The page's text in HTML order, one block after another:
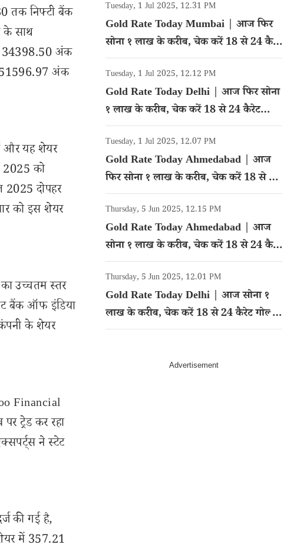
तक निफ्टी बैंक
के साथ
34398.50 अंक
51596.97 अंक
और यह शेयर
2025 को
दोपहर
को इस शेयर
उच्चतम स्तर
बैंक ऑफ इंडिया
के शेयर
Financial
ट्रेड कर रहा
ने स्टेट
की गई है,
में 357.21
Tuesday, 1 Jul 2025, 12.31 PM
Gold Rate Today Mumbai | आज फिर
सोना १ लाख के करीब, चेक करें 18 से 24 कैरेट
गोल्ड का रेट
Tuesday, 1 Jul 2025, 12.12 PM
Gold Rate Today Delhi | आज फिर सोना
१ लाख के करीब, चेक करें 18 से 24 कैरेट
गोल्ड का रेट
Tuesday, 1 Jul 2025, 12.07 PM
Gold Rate Today Ahmedabad | आज
फिर सोना १ लाख के करीब, चेक करें 18 से 24
कैरेट गोल्ड का रेट
Thursday, 5 Jun 2025, 12.15 PM
Gold Rate Today Ahmedabad | आज
सोना १ लाख के करीब, चेक करें 18 से 24 कैरेट
गोल्ड का रेट
Thursday, 5 Jun 2025, 12.01 PM
Gold Rate Today Delhi | आज सोना १
लाख के करीब, चेक करें 18 से 24 कैरेट गोल्ड
का रेट